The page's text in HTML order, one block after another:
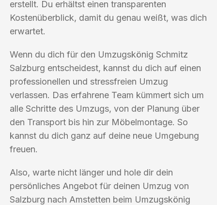
erstellt. Du erhältst einen transparenten
Kostenüberblick, damit du genau weißt, was dich
erwartet.
Wenn du dich für den Umzugskönig Schmitz
Salzburg entscheidest, kannst du dich auf einen
professionellen und stressfreien Umzug
verlassen. Das erfahrene Team kümmert sich um
alle Schritte des Umzugs, von der Planung über
den Transport bis hin zur Möbelmontage. So
kannst du dich ganz auf deine neue Umgebung
freuen.
Also, warte nicht länger und hole dir dein
persönliches Angebot für deinen Umzug von
Salzburg nach Amstetten beim Umzugskönig